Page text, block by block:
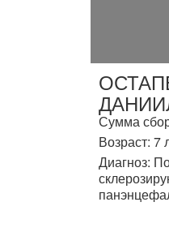
Сумма
Возраст: 7
Диагноз: